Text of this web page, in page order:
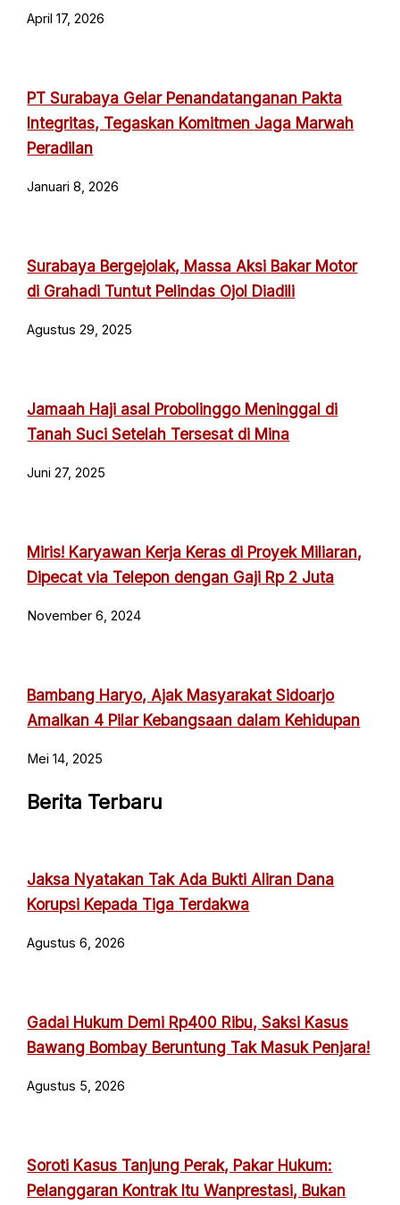
April 17, 2026
PT Surabaya Gelar Penandatanganan Pakta
Integritas, Tegaskan Komitmen Jaga Marwah
Peradilan
Januari 8, 2026
Surabaya Bergejolak, Massa Aksi Bakar Motor
di Grahadi Tuntut Pelindas Ojol Diadili
Agustus 29, 2025
Jamaah Haji asal Probolinggo Meninggal di
Tanah Suci Setelah Tersesat di Mina
Juni 27, 2025
Miris! Karyawan Kerja Keras di Proyek Miliaran,
Dipecat via Telepon dengan Gaji Rp 2 Juta
November 6, 2024
Bambang Haryo, Ajak Masyarakat Sidoarjo
Amalkan 4 Pilar Kebangsaan dalam Kehidupan
Mei 14, 2025
Berita Terbaru
Jaksa Nyatakan Tak Ada Bukti Aliran Dana
Korupsi Kepada Tiga Terdakwa
Agustus 6, 2026
Gadai Hukum Demi Rp400 Ribu, Saksi Kasus
Bawang Bombay Beruntung Tak Masuk Penjara!
Agustus 5, 2026
Soroti Kasus Tanjung Perak, Pakar Hukum:
Pelanggaran Kontrak Itu Wanprestasi, Bukan